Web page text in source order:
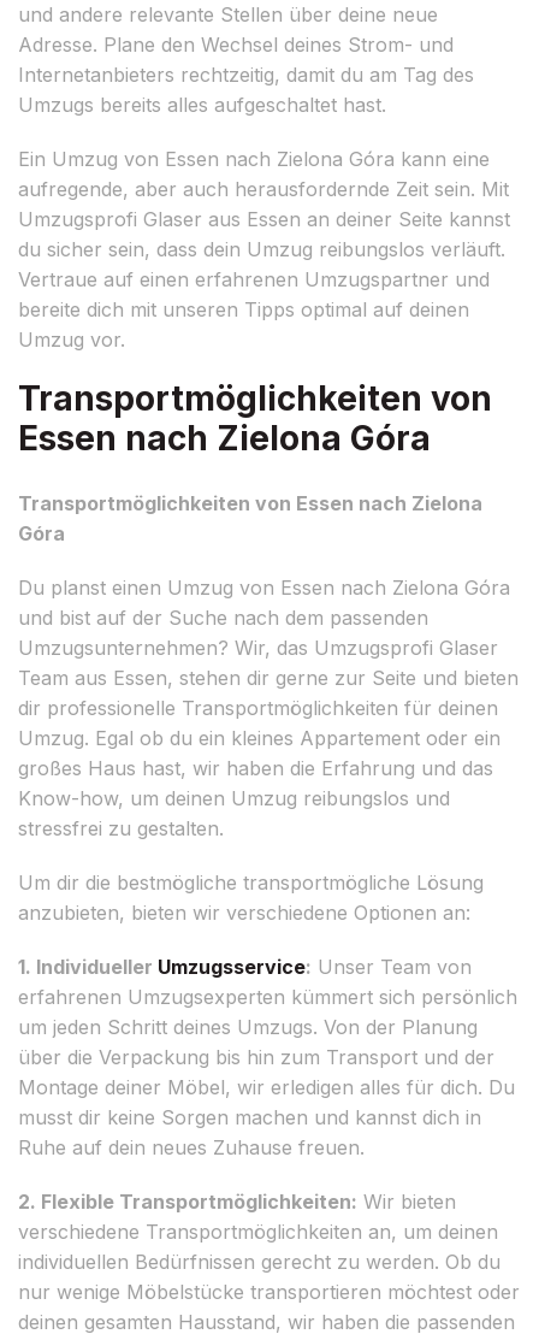
und andere relevante Stellen über deine neue
Adresse. Plane den Wechsel deines Strom- und
Internetanbieters rechtzeitig, damit du am Tag des
Umzugs bereits alles aufgeschaltet hast.
Ein Umzug von Essen nach Zielona Góra kann eine
aufregende, aber auch herausfordernde Zeit sein. Mit
Umzugsprofi Glaser aus Essen an deiner Seite kannst
du sicher sein, dass dein Umzug reibungslos verläuft.
Vertraue auf einen erfahrenen Umzugspartner und
bereite dich mit unseren Tipps optimal auf deinen
Umzug vor.
Transportmöglichkeiten von
Essen nach Zielona Góra
Transportmöglichkeiten von Essen nach Zielona
Góra
Du planst einen Umzug von Essen nach Zielona Góra
und bist auf der Suche nach dem passenden
Umzugsunternehmen? Wir, das Umzugsprofi Glaser
Team aus Essen, stehen dir gerne zur Seite und bieten
dir professionelle Transportmöglichkeiten für deinen
Umzug. Egal ob du ein kleines Appartement oder ein
großes Haus hast, wir haben die Erfahrung und das
Know-how, um deinen Umzug reibungslos und
stressfrei zu gestalten.
Um dir die bestmögliche transportmögliche Lösung
anzubieten, bieten wir verschiedene Optionen an:
1. Individueller Umzugsservice: Unser Team von
erfahrenen Umzugsexperten kümmert sich persönlich
um jeden Schritt deines Umzugs. Von der Planung
über die Verpackung bis hin zum Transport und der
Montage deiner Möbel, wir erledigen alles für dich. Du
musst dir keine Sorgen machen und kannst dich in
Ruhe auf dein neues Zuhause freuen.
2. Flexible Transportmöglichkeiten: Wir bieten
verschiedene Transportmöglichkeiten an, um deinen
individuellen Bedürfnissen gerecht zu werden. Ob du
nur wenige Möbelstücke transportieren möchtest oder
deinen gesamten Hausstand, wir haben die passenden